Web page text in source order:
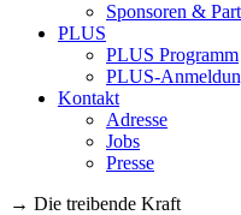
Sponsoren &
PLUS
PLUS Programm
PLUS-
Kontakt
Adresse
Jobs
Presse
→ Die treibende Kraft